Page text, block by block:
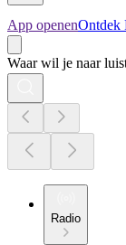
App openenOntdek
Waar wil je naar
Radio